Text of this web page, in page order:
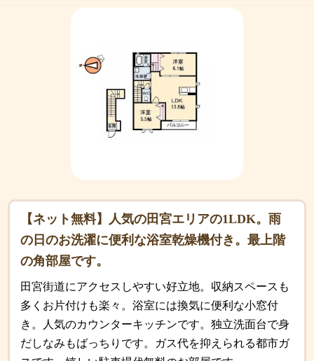
【ネット無料】人気の田宮エリアの1LDK。雨
の日のお洗濯に便利な浴室乾燥機付き。最上階
の角部屋です。
田宮街道にアクセスしやすい好立地。収納スペースも
多くお片付けも楽々。浴室には換気に便利な小窓付
き。人気のカウンターキッチンです。独立洗面台で身
だしなみもばっちりです。ガス代を抑えられる都市ガ